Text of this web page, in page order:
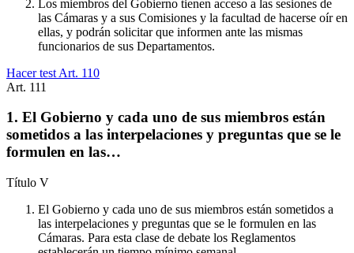
Los miembros del Gobierno tienen acceso a las sesiones de
las Cámaras y a sus Comisiones y la facultad de hacerse oír en
ellas, y podrán solicitar que informen ante las mismas
funcionarios de sus Departamentos.
Hacer test Art. 110
Art. 111
1. El Gobierno y cada uno de sus miembros están
sometidos a las interpelaciones y preguntas que se le
formulen en las…
Título V
El Gobierno y cada uno de sus miembros están sometidos a
las interpelaciones y preguntas que se le formulen en las
Cámaras. Para esta clase de debate los Reglamentos